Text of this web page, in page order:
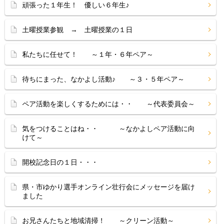
頑張った１年生！ 優しい６年生♪
土曜授業参観 → 土曜授業の１日
私たちに任せて！ ～１年・６年ペア～
待ちにまった、なかよし活動♪ ～３・５年ペア～
ペア活動を楽しくするためには・・ ～代表委員会～
気をつけることはね・・ ～なかよしペア活動に向
けて～
開校記念日の１日・・・
県・市ゆかり選手オンライン壮行会にメッセージを届け
ました
お兄さんたちと地域清掃！ ～クリーン活動～